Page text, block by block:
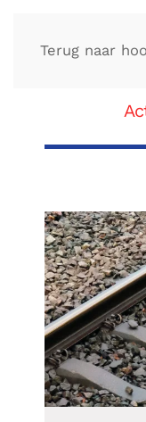
Terug naar